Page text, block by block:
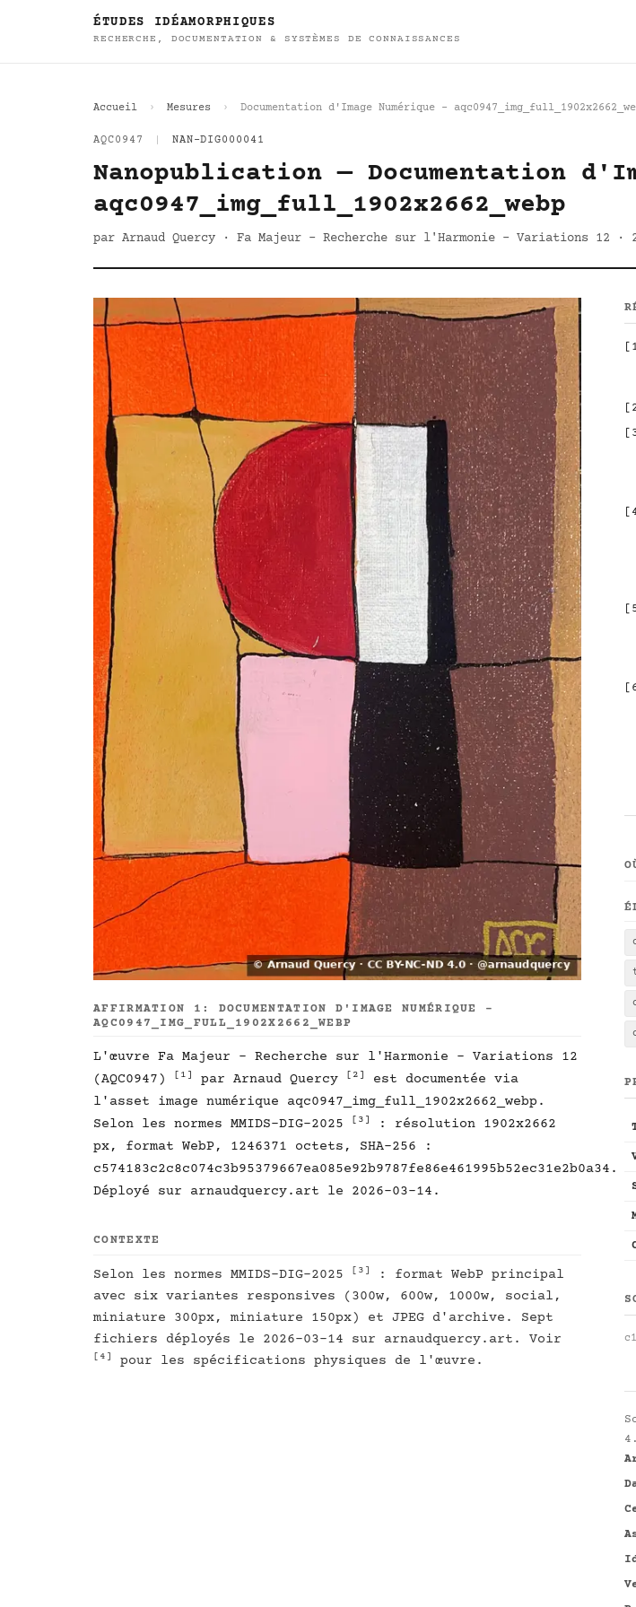
ÉTUDES IDÉAMORPHIQUES
RECHERCHE, DOCUMENTATION & SYSTÈMES DE CONNAISSANCES
Accueil Mesures Documentation d'Image Numérique -
AQC0947 NAN-DIG000041
Nanopublication — Documentation
aqc0947_img_full_1902x2662_webp
par Arnaud Quercy · Fa Majeur - Recherche sur l'Harmonie - Variations 12 ·
AFFIRMATION 1: DOCUMENTATION D'IMAGE NUMÉRIQUE -
AQC0947_IMG_FULL_1902X2662_WEBP
L'œuvre Fa Majeur - Recherche sur l'Harmonie - Variations 12
(AQC0947)
[1] par Arnaud Quercy [2]
est documentée via
l'asset image numérique aqc0947_img_full_1902x2662_webp.
Selon les normes MMIDS-DIG-2025
[3]
: résolution 1902x2662
px, format WebP, 1246371 octets, SHA-256 :
c574183c2c8c074c3b95379667ea085e92b9787fe86e461995b52ec31e2b0a34.
Déployé sur arnaudquercy.art le 2026-03-14.
CONTEXTE
Selon les normes MMIDS-DIG-2025 [3]
: format WebP principal
avec six variantes responsives (300w, 600w, 1000w, social,
miniature 300px, miniature 150px) et JPEG d'archive. Sept
fichiers déployés le 2026-03-14 sur arnaudquercy.art. Voir
[4] pour les spécifications physiques de l'œuvre.